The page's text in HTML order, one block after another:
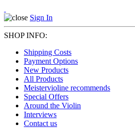
Sign In
SHOP INFO:
Shipping Costs
Payment Options
New Products
All Products
Meistervioline recommends
Special Offers
Around the Violin
Interviews
Contact us